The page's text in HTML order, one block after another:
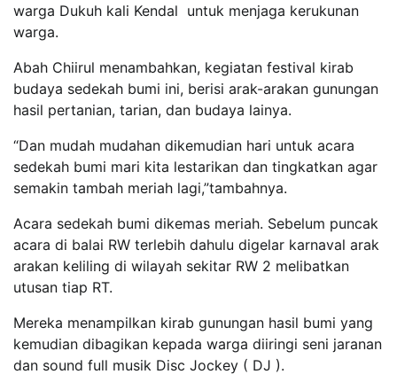
warga Dukuh kali Kendal untuk menjaga kerukunan
warga.
Abah Chiirul menambahkan, kegiatan festival kirab
budaya sedekah bumi ini, berisi arak-arakan gunungan
hasil pertanian, tarian, dan budaya lainya.
“Dan mudah mudahan dikemudian hari untuk acara
sedekah bumi mari kita lestarikan dan tingkatkan agar
semakin tambah meriah lagi,”tambahnya.
Acara sedekah bumi dikemas meriah. Sebelum puncak
acara di balai RW terlebih dahulu digelar karnaval arak
arakan keliling di wilayah sekitar RW 2 melibatkan
utusan tiap RT.
Mereka menampilkan kirab gunungan hasil bumi yang
kemudian dibagikan kepada warga diiringi seni jaranan
dan sound full musik Disc Jockey ( DJ ).